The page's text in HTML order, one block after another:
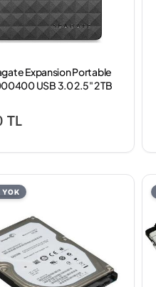
Expansion Portable
USB 3.0 2.5" 2 TB
TL
YOK